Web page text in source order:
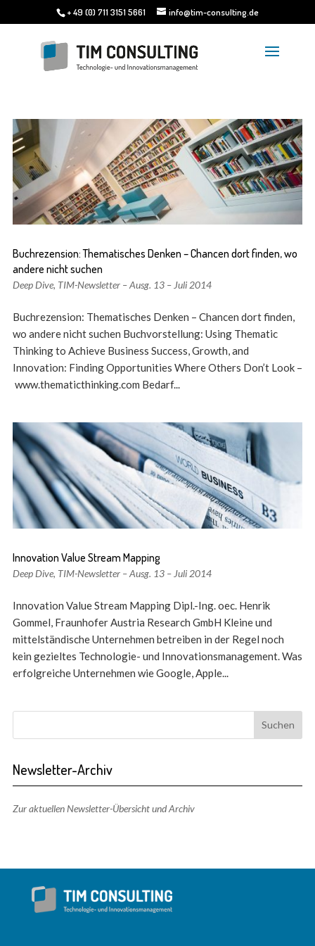
+ 49 (0) 711 3151 5661 info@tim-consulting.de
Buchrezension: Thematisches Denken – Chancen dort finden, wo
andere nicht suchen
Deep Dive, TIM-Newsletter – Ausg. 13 – Juli 2014
Buchrezension: Thematisches Denken – Chancen dort finden,
wo andere nicht suchen Buchvorstellung: Using Thematic
Thinking to Achieve Business Success, Growth, and
Innovation: Finding Opportunities Where Others Don’t Look –
www.thematicthinking.com Bedarf...
Innovation Value Stream Mapping
Deep Dive, TIM-Newsletter – Ausg. 13 – Juli 2014
Innovation Value Stream Mapping Dipl.-Ing. oec. Henrik
Gommel, Fraunhofer Austria Research GmbH Kleine und
mittelständische Unternehmen betreiben in der Regel noch
kein gezieltes Technologie- und Innovationsmanagement. Was
erfolgreiche Unternehmen wie Google, Apple...
Newsletter-Archiv
Zur aktuellen Newsletter-Übersicht und Archiv